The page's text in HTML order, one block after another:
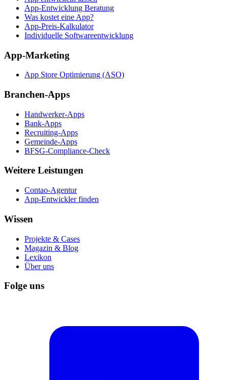
App-Entwicklung Beratung
Was kostet eine App?
App-Preis-Kalkulator
Individuelle Softwareentwicklung
App-Marketing
App Store Optimierung (ASO)
Branchen-Apps
Handwerker-Apps
Bank-Apps
Recruiting-Apps
Gemeinde-Apps
BFSG-Compliance-Check
Weitere Leistungen
Contao-Agentur
App-Entwickler finden
Wissen
Projekte & Cases
Magazin & Blog
Lexikon
Über uns
Folge uns